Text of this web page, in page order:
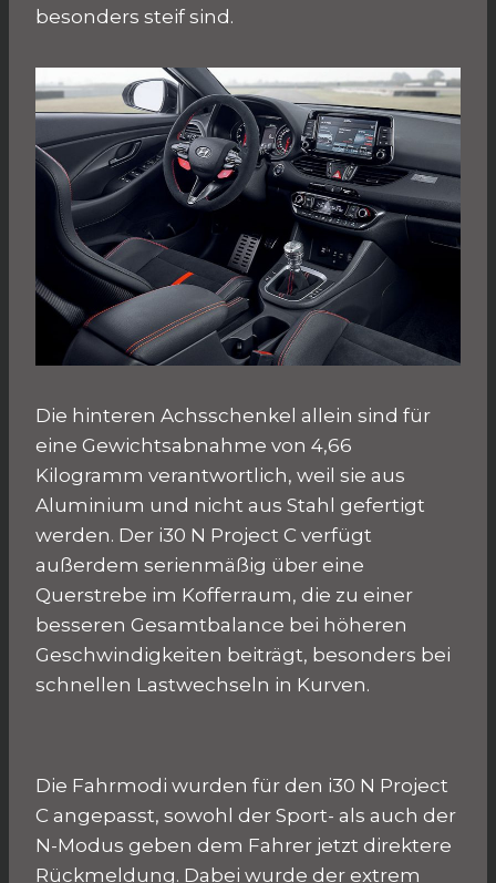
besonders steif sind.
Die hinteren Achsschenkel allein sind für
eine Gewichtsabnahme von 4,66
Kilogramm verantwortlich, weil sie aus
Aluminium und nicht aus Stahl gefertigt
werden. Der i30 N Project C verfügt
außerdem serienmäßig über eine
Querstrebe im Kofferraum, die zu einer
besseren Gesamtbalance bei höheren
Geschwindigkeiten beiträgt, besonders bei
schnellen Lastwechseln in Kurven.
Die Fahrmodi wurden für den i30 N Project
C angepasst, sowohl der Sport- als auch der
N-Modus geben dem Fahrer jetzt direktere
Rückmeldung. Dabei wurde der extrem